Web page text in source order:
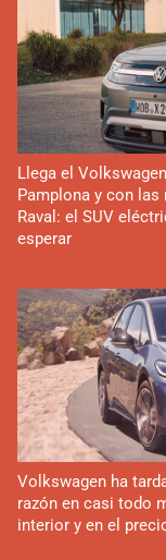
Llega el
Pamplona y con las
Raval: el SUV
esperar
Volkswagen ha
razón en casi todo
interior y en el